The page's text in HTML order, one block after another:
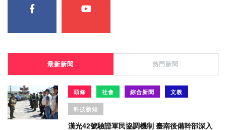
最新新聞 熱門新聞
頭條 社會 綜合新聞 文教
科技新知
漢光42號驗證軍民協調機制 臺南後備幹部深入